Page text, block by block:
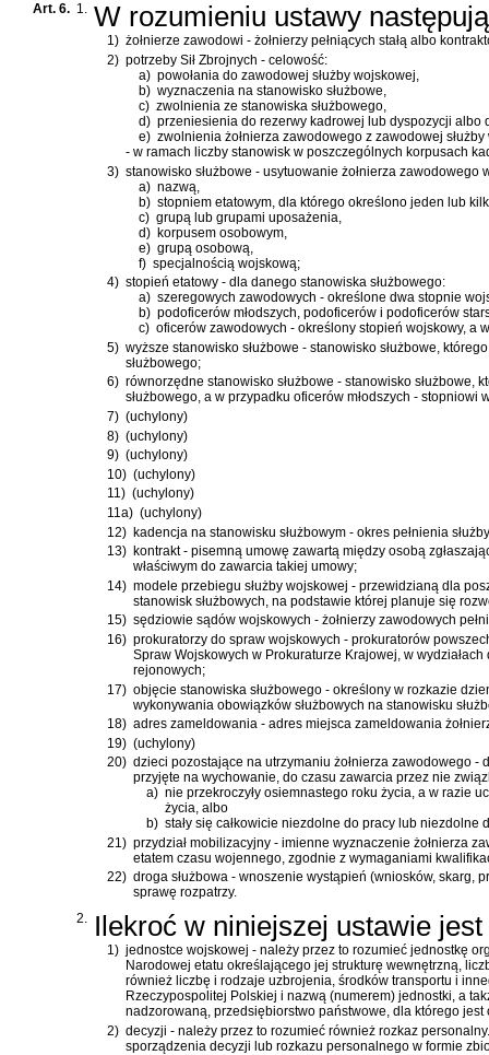
Art. 6. 1. W rozumieniu ustawy
1) żołnierze zawodowi - żołnierzy pełniących stałą albo
2) potrzeby Sił Zbrojnych - celowość:
a) powołania do zawodowej służby wojskowej,
b) wyznaczenia na stanowisko służbowe,
c) zwolnienia ze stanowiska służbowego,
d) przeniesienia do rezerwy kadrowej lub dyspozycji albo
e) zwolnienia żołnierza zawodowego z zawodowej
- w ramach liczby stanowisk w poszczególnych korpusach
3) stanowisko służbowe - usytuowanie żołnierza
a) nazwą,
b) stopniem etatowym, dla którego określono jeden lub
c) grupą lub grupami uposażenia,
d) korpusem osobowym,
e) grupą osobową,
f) specjalnością wojskową;
4) stopień etatowy - dla danego stanowiska służbowego:
a) szeregowych zawodowych - określone dwa stopnie
b) podoficerów młodszych, podoficerów i podoficerów
c) oficerów zawodowych - określony stopień wojskowy, a
5) wyższe stanowisko służbowe - stanowisko służbowe,
służbowego;
6) równorzędne stanowisko służbowe - stanowisko
służbowego, a w przypadku oficerów młodszych -
7) (uchylony)
8) (uchylony)
9) (uchylony)
10) (uchylony)
11) (uchylony)
11a) (uchylony)
12) kadencja na stanowisku służbowym - okres pełnienia
13) kontrakt - pisemną umowę zawartą między osobą
właściwym do zawarcia takiej umowy;
14) modele przebiegu służby wojskowej - przewidzianą dla
stanowisk służbowych, na podstawie której planuje się
15) sędziowie sądów wojskowych - żołnierzy zawodowych
16) prokuratorzy do spraw wojskowych - prokuratorów
Spraw Wojskowych w Prokuraturze Krajowej, w
rejonowych;
17) objęcie stanowiska służbowego - określony w rozkazie
wykonywania obowiązków służbowych na stanowisku
18) adres zameldowania - adres miejsca zameldowania
19) (uchylony)
20) dzieci pozostające na utrzymaniu żołnierza zawodowego -
przyjęte na wychowanie, do czasu zawarcia przez nie
a) nie przekroczyły osiemnastego roku życia, a w razie
życia, albo
b) stały się całkowicie niezdolne do pracy lub
21) przydział mobilizacyjny - imienne wyznaczenie żołnierza
etatem czasu wojennego, zgodnie z wymaganiami
22) droga służbowa - wnoszenie wystąpień (wniosków, skarg,
sprawę rozpatrzy.
2. Ilekroć w niniejszej ustawie
1) jednostce wojskowej - należy przez to rozumieć jednostkę
Narodowej etatu określającego jej strukturę wewnętrzną,
również liczbę i rodzaje uzbrojenia, środków transportu i
Rzeczypospolitej Polskiej i nazwą (numerem) jednostki, a
nadzorowaną, przedsiębiorstwo państwowe, dla którego
2) decyzji - należy przez to rozumieć również rozkaz
sporządzenia decyzji lub rozkazu personalnego w formie